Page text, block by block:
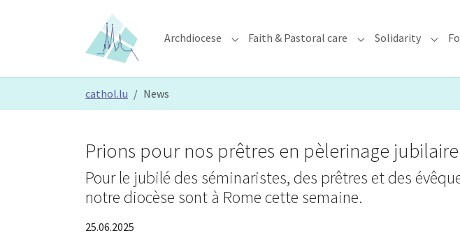
Archdiocese Submenu for "Archdiocese"
Faith & Pastoral care Submenu for "Faith
Solidarity
cathol.lu News
Prions pour nos prêtres en pèlerinage jubilaire
Pour le jubilé des séminaristes, des prêtres et des
notre diocèse sont à Rome cette semaine.
25.06.2025